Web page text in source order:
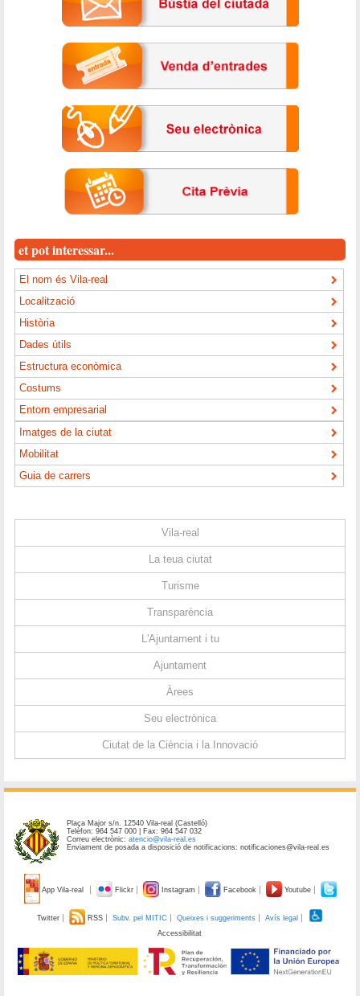
et pot interessar...
El nom és Vila-real
Localització
Història
Dades útils
Estructura econòmica
Costums
Entorn empresarial
Imatges de la ciutat
Mobilitat
Guia de carrers
Vila-real
La teua ciutat
Turisme
Transparència
L'Ajuntament i tu
Ajuntament
Àrees
Seu electrònica
Ciutat de la Ciència i la Innovació
Plaça Major s/n. 12540 Vila-real (Castelló)
Telèfon: 964 547 000 | Fax: 964 547 032
Correu electrònic:atencio@vila-real.es
Enviament de posada a disposició de notificacions: notificaciones@vila-real.es
App Vila-real Flickr Instagram Facebook Youtube
Twitter RSS Subv. pel MITIC Queixes i suggeriments
Avís legal
Accessibilitat